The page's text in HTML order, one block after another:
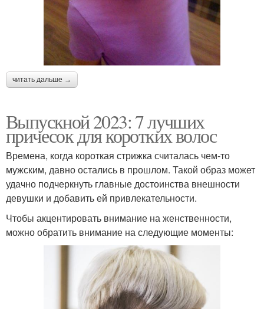
читать дальше →
Выпускной 2023: 7 лучших
причесок для коротких волос
Времена, когда короткая стрижка считалась чем-то
мужским, давно остались в прошлом. Такой образ может
удачно подчеркнуть главные достоинства внешности
девушки и добавить ей привлекательности.
Чтобы акцентировать внимание на женственности,
можно обратить внимание на следующие моменты: